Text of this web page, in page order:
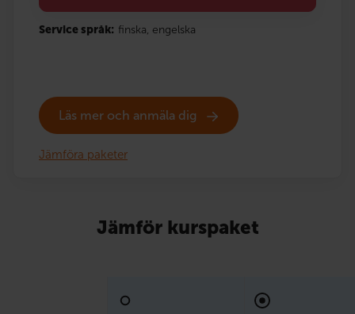
Service språk: finska, engelska
Läs mer och anmäla dig
Jämföra paketer
Jämför kurspaket